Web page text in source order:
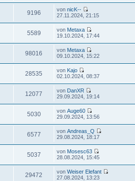
9196 vonnicK--
27.11.2024, 21:15
5589 von Metaxa
19.10.2024, 17:44
98016 von Metaxa
09.10.2024, 15:22
28535 von Kajo
02.10.2024, 08:37
12077 von DanXR
29.09.2024, 19:14
5030 vonAuge60
29.09.2024, 13:56
6577 vonAndreas_Q
29.08.2024, 18:17
5037 von Mosesc63
28.08.2024, 15:45
29472 vonWeiser Elefant
27.08.2024, 13:23